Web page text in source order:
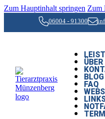
Zum Hauptinhalt springen Zum
06004 - 91300
BLOG
FAQ